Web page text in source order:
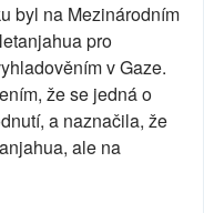
byl na Mezinárodním
pro
v Gaze.
že se jedná o
a naznačila, že
ale na